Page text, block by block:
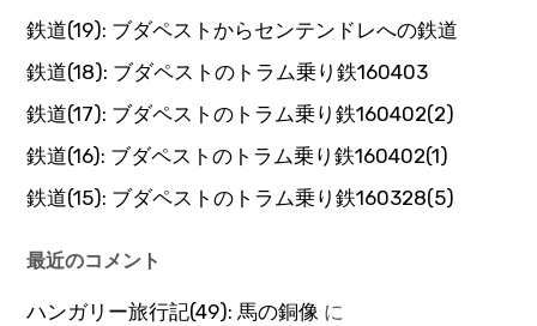
鉄道(19): ブダペストからセンテンドレへの鉄道
鉄道(18): ブダペストのトラム乗り鉄160403
鉄道(17): ブダペストのトラム乗り鉄160402(2)
鉄道(16): ブダペストのトラム乗り鉄160402(1)
鉄道(15): ブダペストのトラム乗り鉄160328(5)
最近のコメント
ハンガリー旅行記(49): 馬の銅像 に